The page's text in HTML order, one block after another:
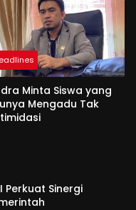
Minta Siswa yang
Mengadu Tak
Perkuat Sinergi